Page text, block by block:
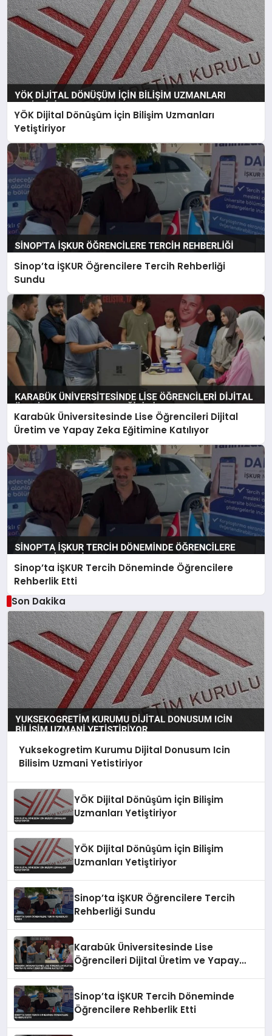
YÖK Dijital Dönüşüm İçin Bilişim Uzmanları
Yetiştiriyor
Sinop’ta İŞKUR Öğrencilere Tercih Rehberliği
Sundu
Karabük Üniversitesinde Lise Öğrencileri Dijital
Üretim ve Yapay Zeka Eğitimine Katılıyor
Sinop’ta İŞKUR Tercih Döneminde Öğrencilere
Rehberlik Etti
Son Dakika
Yuksekogretim Kurumu Dijital Donusum Icin
Bilisim Uzmani Yetistiriyor
YÖK Dijital Dönüşüm İçin Bilişim
Uzmanları Yetiştiriyor
YÖK Dijital Dönüşüm İçin Bilişim
Uzmanları Yetiştiriyor
Sinop’ta İŞKUR Öğrencilere Tercih
Rehberliği Sundu
Karabük Üniversitesinde Lise
Öğrencileri Dijital Üretim ve Yapay
Sinop’ta İŞKUR Tercih Döneminde
Öğrencilere Rehberlik Etti